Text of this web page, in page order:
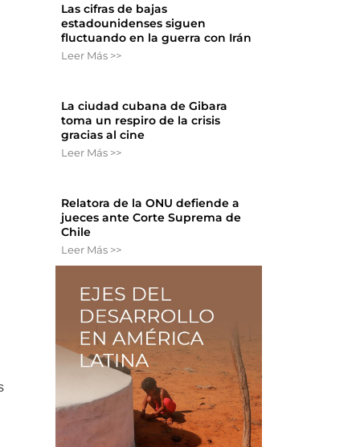
Las cifras de bajas
estadounidenses siguen
fluctuando en la guerra con Irán
Leer Más >>
La ciudad cubana de Gibara
toma un respiro de la crisis
gracias al cine
Leer Más >>
Relatora de la ONU defiende a
jueces ante Corte Suprema de
Chile
Leer Más >>